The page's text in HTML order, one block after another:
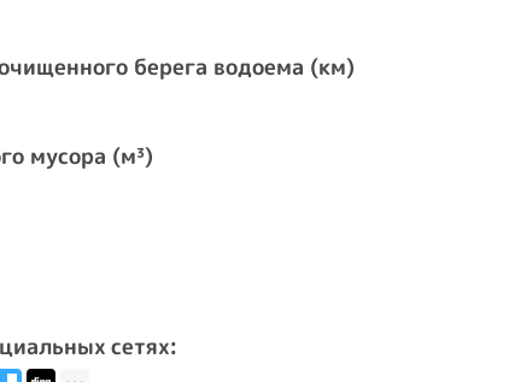
берега водоема (км)
мусора (м³)
сетях: